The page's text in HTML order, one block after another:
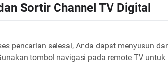
Sortir Channel TV Digital
pencarian selesai, Anda dapat menyusun
tombol navigasi pada remote TV